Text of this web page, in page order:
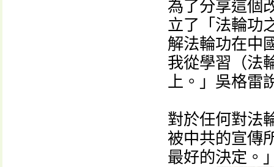
為了分享這個
立了「法輪功
解法輪功在中
我從學習（法
上。」吳格雷
對於任何對法
被中共的宣傳
最好的決定。